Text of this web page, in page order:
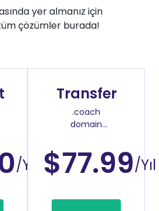
yer almanız için
çözümler burada!
/Yıl
Transfer
.coach
domain
$77.99/Yıl